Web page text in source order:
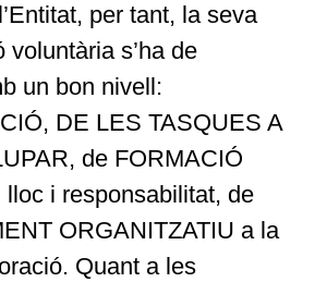
per tant, la seva
voluntària s’ha de
un bon nivell:
DE LES TASQUES A
de FORMACIÓ
lloc i responsabilitat, de
ORGANITZATIU a la
Quant a les